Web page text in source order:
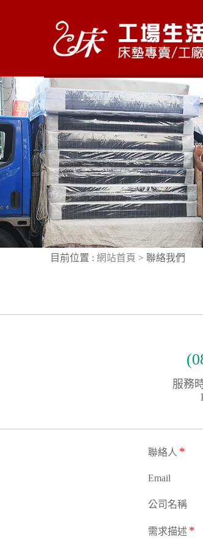
目前位置 : 網站首頁 > 聯絡我們
服務
聯絡人 *
Email
公司名稱
需求描述 *